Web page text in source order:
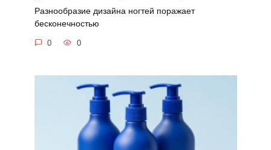
Разнообразие дизайна ногтей поражает
бесконечностью
0 0